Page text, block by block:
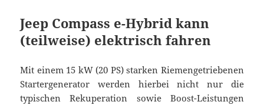
Jeep Compass e-Hybrid kann
(teilweise) elektrisch fahren
Mit einem 15 kW (20 PS) starken Riemengetriebenen
Startergenerator werden hierbei nicht nur die
typischen Rekuperation sowie Boost-Leistungen